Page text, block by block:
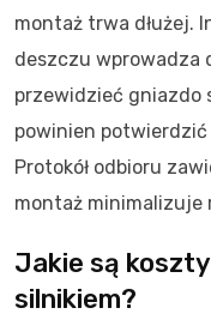
montaż trwa dłużej.
deszczu wprowadza
przewidzieć gniazdo
powinien potwierdzić
Protokół odbioru
montaż minimalizuje
Jakie są
silnikiem?